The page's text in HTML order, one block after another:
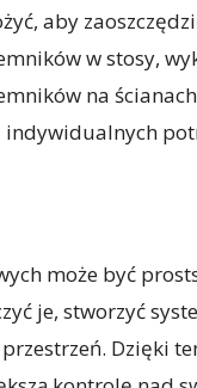
aby
w stosy,
na
może być
je, stworzyć
Dzięki